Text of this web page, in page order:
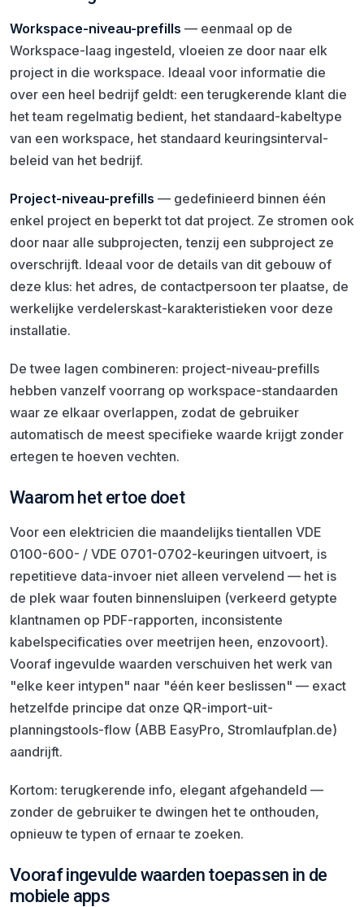
Workspace-niveau-prefills — eenmaal op de
Workspace-laag ingesteld, vloeien ze door naar elk
project in die workspace. Ideaal voor informatie die
over een heel bedrijf geldt: een terugkerende klant die
het team regelmatig bedient, het standaard-kabeltype
van een workspace, het standaard keuringsinterval-
beleid van het bedrijf.
Project-niveau-prefills — gedefinieerd binnen één
enkel project en beperkt tot dat project. Ze stromen ook
door naar alle subprojecten, tenzij een subproject ze
overschrijft. Ideaal voor de details van dit gebouw of
deze klus: het adres, de contactpersoon ter plaatse, de
werkelijke verdelerskast-karakteristieken voor deze
installatie.
De twee lagen combineren: project-niveau-prefills
hebben vanzelf voorrang op workspace-standaarden
waar ze elkaar overlappen, zodat de gebruiker
automatisch de meest specifieke waarde krijgt zonder
ertegen te hoeven vechten.
Waarom het ertoe doet
Voor een elektricien die maandelijks tientallen VDE
0100-600- / VDE 0701-0702-keuringen uitvoert, is
repetitieve data-invoer niet alleen vervelend — het is
de plek waar fouten binnensluipen (verkeerd getypte
klantnamen op PDF-rapporten, inconsistente
kabelspecificaties over meetrijen heen, enzovoort).
Vooraf ingevulde waarden verschuiven het werk van
"elke keer intypen" naar "één keer beslissen" — exact
hetzelfde principe dat onze QR-import-uit-
planningstools-flow (ABB EasyPro, Stromlaufplan.de)
aandrijft.
Kortom: terugkerende info, elegant afgehandeld —
zonder de gebruiker te dwingen het te onthouden,
opnieuw te typen of ernaar te zoeken.
Vooraf ingevulde waarden toepassen in de
mobiele apps